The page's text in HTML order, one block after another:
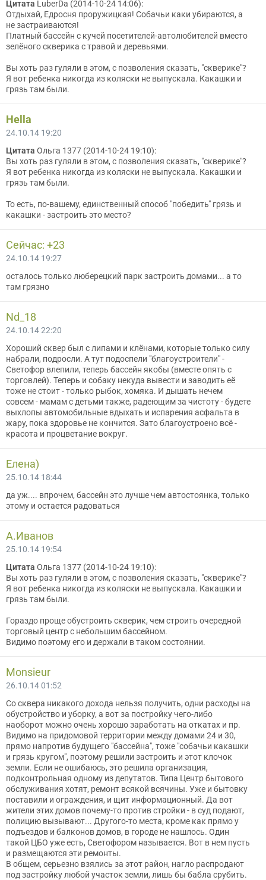
Цитата LuberDa (2014-10-24 14:06):
Отдыхай, Едросня проружицкая! Собачьи каки убираются, а
не застраиваются!
Платный бассейн с кучей посетителей-автолюбителей вместо
зелёного скверика с травой и деревьями.
Вы хоть раз гуляли в этом, с позволения сказать, "скверике"?
Я вот ребенка никогда из коляски не выпускала. Какашки и
грязь там были.
Hella
24.10.14 19:20
Цитата Ольга 1377 (2014-10-24 19:10):
Вы хоть раз гуляли в этом, с позволения сказать, "скверике"?
Я вот ребенка никогда из коляски не выпускала. Какашки и
грязь там были.
То есть, по-вашему, единственный способ "победить" грязь и
какашки - застроить это место?
Сейчас: +23
24.10.14 19:27
осталось только люберецкий парк застроить домами... а то
там грязно
Nd_18
24.10.14 22:20
Хороший сквер был с липами и клёнами, которые только силу
набрали, подросли. А тут подоспели "благоустроители" -
Светофор влепили, теперь бассейн якобы (вместе опять с
торговлей). Теперь и собаку некуда вывести и заводить её
тоже не стоит - только рыбок, хомяка. И дышать нечем
совсем - мамам с детьми также, радеющим за чистоту - будете
выхлопы автомобильные вдыхать и испарения асфальта в
жару, пока здоровье не кончится. Зато благоустроено всё -
красота и процветание вокруг.
Елена)
25.10.14 18:44
да уж.... впрочем, бассейн это лучше чем автостоянка, только
этому и остается радоваться
A.Иванов
25.10.14 19:54
Цитата Ольга 1377 (2014-10-24 19:10):
Вы хоть раз гуляли в этом, с позволения сказать, "скверике"?
Я вот ребенка никогда из коляски не выпускала. Какашки и
грязь там были.
Гораздо проще обустроить скверик, чем строить очередной
торговый центр с небольшим бассейном.
Видимо поэтому его и держали в таком состоянии.
Monsieur
26.10.14 01:52
Со сквера никакого дохода нельзя получить, одни расходы на
обустройство и уборку, а вот за постройку чего-либо
наоборот можно очень хорошо заработать на откатах и пр.
Видимо на придомовой территории между домами 24 и 30,
прямо напротив будущего "бассейна", тоже "собачьи какашки
и грязь кругом", поэтому решили застроить и этот клочок
земли. Если не ошибаюсь, это решила организация,
подконтрольная одному из депутатов. Типа Центр бытового
обслуживания хотят, ремонт всякой всячины. Уже и бытовку
поставили и ограждения, и щит информационный. Да вот
жители этих домов почему-то против стройки - в суд подают,
полицию вызывают... Другого-то места, кроме как прямо у
подъездов и балконов домов, в городе не нашлось. Один
такой ЦБО уже есть, Светофором называется. Вот в нем пусть
и размещаются эти ремонты.
В общем, серьезно взялись за этот район, нагло распродают
под застройку любой участок земли, лишь бы бабла срубить.